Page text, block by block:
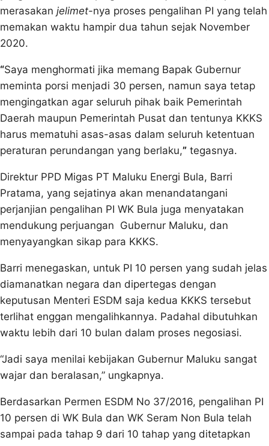
merasakan jelimet-nya proses pengalihan PI yang telah
memakan waktu hampir dua tahun sejak November
2020.
“Saya menghormati jika memang Bapak Gubernur
meminta porsi menjadi 30 persen, namun saya tetap
mengingatkan agar seluruh pihak baik Pemerintah
Daerah maupun Pemerintah Pusat dan tentunya KKKS
harus mematuhi asas-asas dalam seluruh ketentuan
peraturan perundangan yang berlaku,” tegasnya.
Direktur PPD Migas PT Maluku Energi Bula, Barri
Pratama, yang sejatinya akan menandatangani
perjanjian pengalihan PI WK Bula juga menyatakan
mendukung perjuangan Gubernur Maluku, dan
menyayangkan sikap para KKKS.
Barri menegaskan, untuk PI 10 persen yang sudah jelas
diamanatkan negara dan dipertegas dengan
keputusan Menteri ESDM saja kedua KKKS tersebut
terlihat enggan mengalihkannya. Padahal dibutuhkan
waktu lebih dari 10 bulan dalam proses negosiasi.
“Jadi saya menilai kebijakan Gubernur Maluku sangat
wajar dan beralasan,” ungkapnya.
Berdasarkan Permen ESDM No 37/2016, pengalihan PI
10 persen di WK Bula dan WK Seram Non Bula telah
sampai pada tahap 9 dari 10 tahap yang ditetapkan